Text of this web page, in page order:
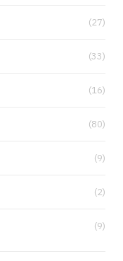
(27)
(33)
(16)
(80)
(9)
(2)
(9)